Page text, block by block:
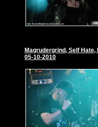
Magrudergrind, Self
05-10-2010